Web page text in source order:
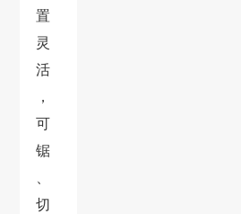
置
灵
活
，
可
锯
切